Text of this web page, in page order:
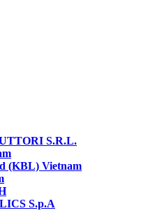
S.R.L.
(KBL) Vietnam
S.p.A